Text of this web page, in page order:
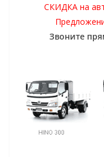
СКИДКА на
Звоните